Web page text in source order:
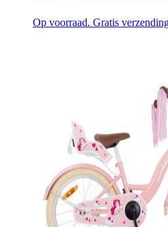
Op voorraad. Gratis